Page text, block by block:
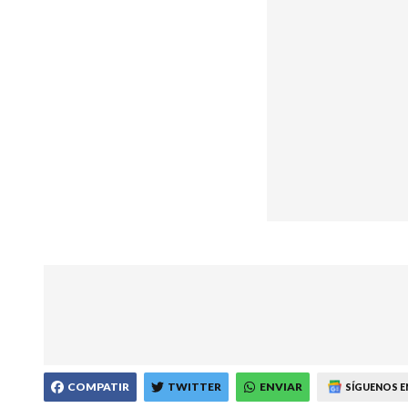
COMPATIR TWITTER ENVIAR SÍGUENOS